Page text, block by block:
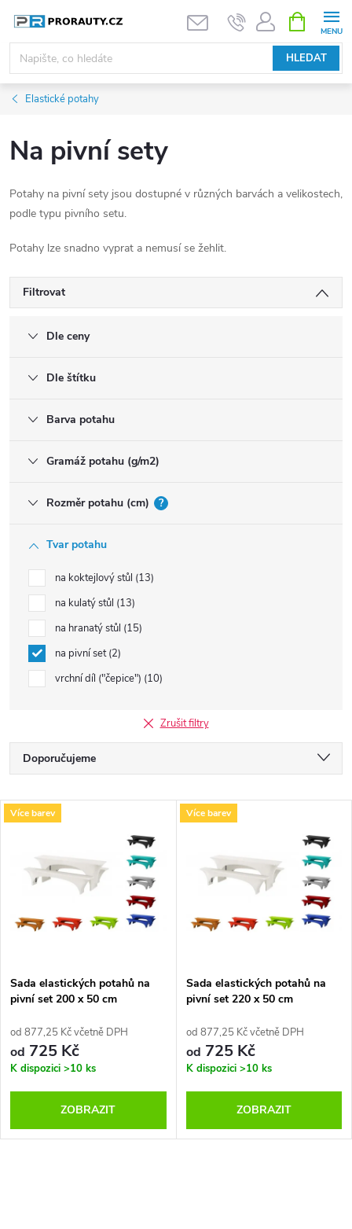
obsah
HLEDAT
NÁKUPNÍ
KOŠÍK
Elastické potahy
Na pivní sety
Potahy na pivní sety jsou dostupné v různých barvách a velikostech,
podle typu pivního setu.
Potahy lze snadno vyprat a nemusí se žehlit.
Filtrovat
Dle ceny
Dle štítku
Barva potahu
Gramáž potahu (g/m2)
Rozměr potahu (cm) ?
Tvar potahu
na koktejlový stůl 13
na kulatý stůl 13
na hranatý stůl 15
na pivní set 2
vrchní díl ("čepice") 10
Zrušit filtry
Ř
a
e
n
p
r
o
u
Doporučujeme
Nejdražší
Abecedně
V
ý
i
s
p
r
o
d
Více barev
Sada elastických potahů na
pivní set 200 x 50 cm
od 877,25 Kč včetně DPH
od 725 Kč
K dispozici >10 ks
ZOBRAZIT
Více barev
Sada elastických potahů na
pivní set 220 x 50 cm
od 877,25 Kč včetně DPH
od 725 Kč
K dispozici >10 ks
ZOBRAZIT